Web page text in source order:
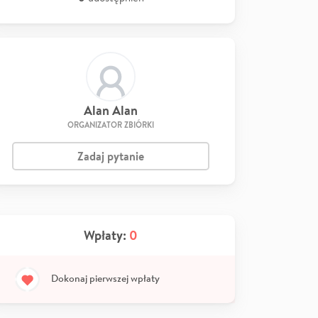
Alan Alan
ORGANIZATOR ZBIÓRKI
Zadaj pytanie
Wpłaty: 0
Dokonaj pierwszej wpłaty